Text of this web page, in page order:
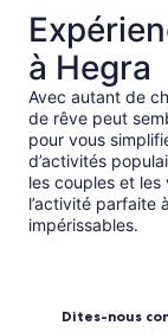
à Hegra
Avec autant de
de rêve peut
pour vous
d’activités
les couples et
l’activité parfaite
impérissables.
Dites-nous